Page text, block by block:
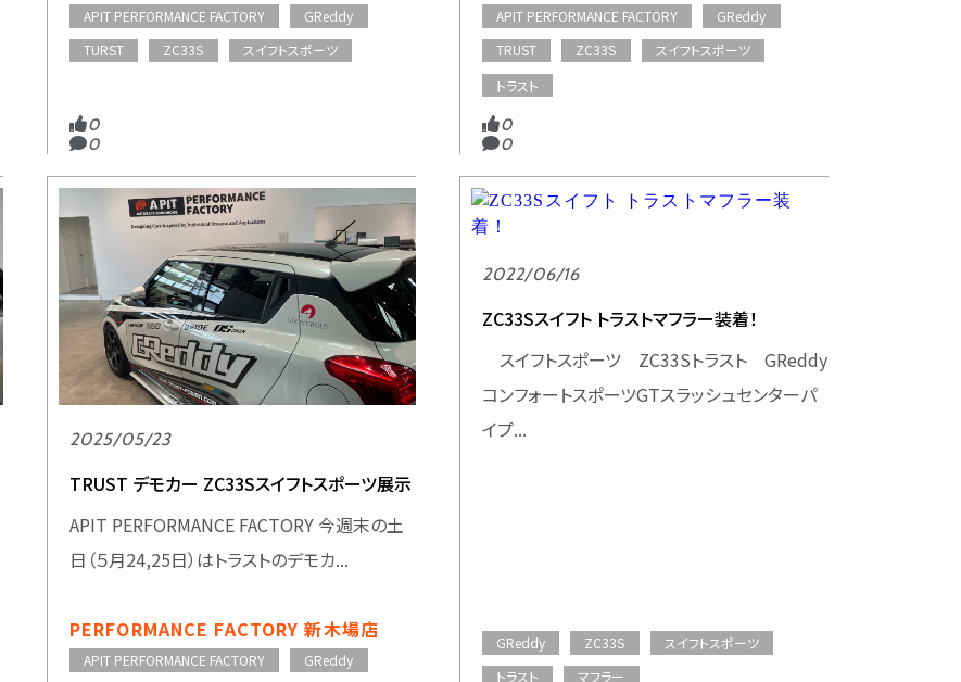
APIT PERFORMANCE FACTORY
GReddy
TURST
ZC33S スイフトスポーツ
0
0
APIT PERFORMANCE FACTORY
GReddy
TRUST
ZC33S
スイフトスポーツ
トラスト
0
0
2025/05/23
TRUST デモカー ZC33Sスイフトスポーツ展示
APIT PERFORMANCE FACTORY 今週末の土
日（５月24,25日）はトラストのデモカ...
PERFORMANCE FACTORY 新木場店
APIT PERFORMANCE FACTORY GReddy
2022/06/16
ZC33Sスイフト トラストマフラー装着！
スイフトスポーツ ZC33Sトラスト GReddy
コンフォートスポーツGTスラッシュセンターパ
イプ...
GReddy ZC33S
スイフトスポーツ
トラスト
マフラー